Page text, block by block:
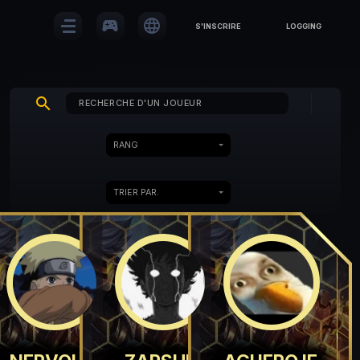
sports_esports language S'INSCRIRE LOGGING
search
RANG
TRIER PAR.